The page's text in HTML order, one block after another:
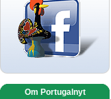
Om Portugalnyt